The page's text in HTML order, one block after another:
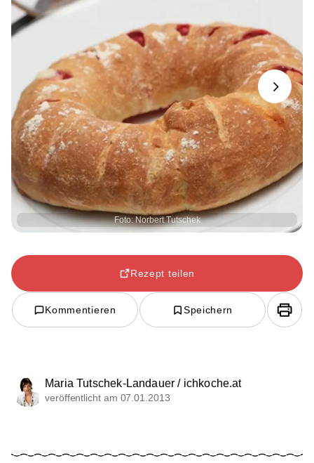
Foto: Norbert Tutschek
Next
Rezept teilen
Kommentieren Speichern
Maria Tutschek-Landauer / ichkoche.at
veröffentlicht am 07.01.2013